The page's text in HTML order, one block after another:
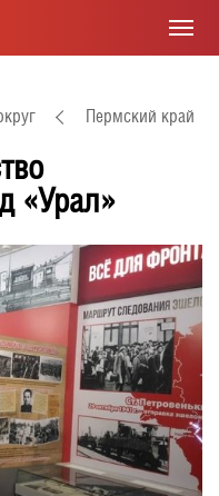
Пермский край
«Урал»